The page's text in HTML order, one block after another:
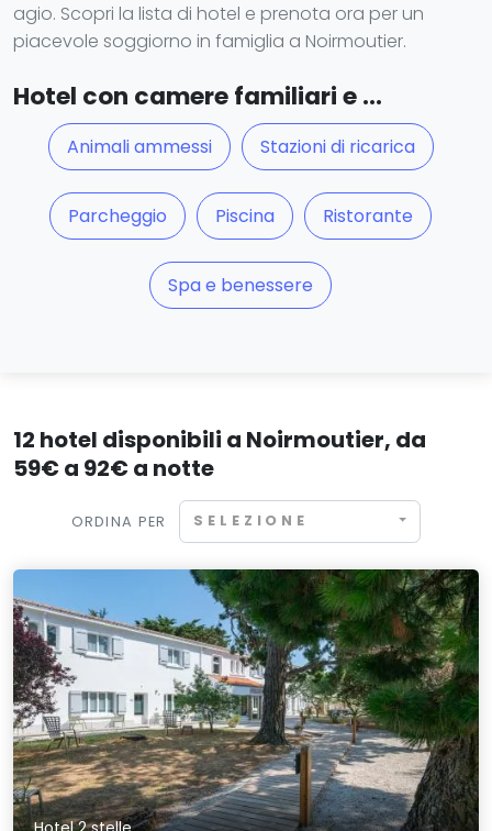
agio. Scopri la lista di hotel e prenota ora per un
piacevole soggiorno in famiglia a Noirmoutier.
Hotel con camere familiari e ...
Animali ammessi Stazioni di ricarica
Parcheggio Piscina Ristorante
Spa e benessere
12 hotel disponibili a Noirmoutier, da
59€ a 92€ a notte
ORDINA PER SELEZIONE